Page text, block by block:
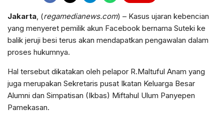
Jakarta , (regamedianews.com) – Kasus ujaran kebencian
yang menyeret pemilik akun Facebook bernama Suteki ke
balik jeruji besi terus akan mendapatkan pengawalan dalam
proses hukumnya.
Hal tersebut dikatakan oleh pelapor R.Maltuful Anam yang
juga merupakan Sekretaris pusat Ikatan Keluarga Besar
Alumni dan Simpatisan (Ikbas) Miftahul Ulum Panyepen
Pamekasan.